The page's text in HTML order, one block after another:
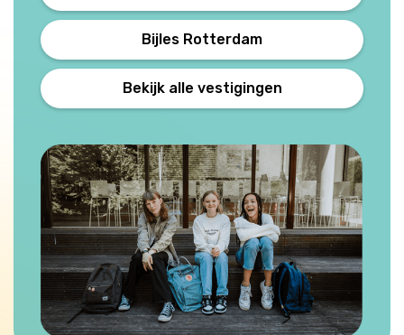
Bijles Rotterdam
Bekijk alle vestigingen